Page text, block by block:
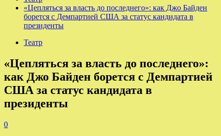
«Цепляться за власть до последнего»: как Джо Байден
борется с Демпартией США за статус кандидата в
президенты
Театр
«Цепляться за власть до последнего»:
как Джо Байден борется с Демпартией
США за статус кандидата в
президенты
0